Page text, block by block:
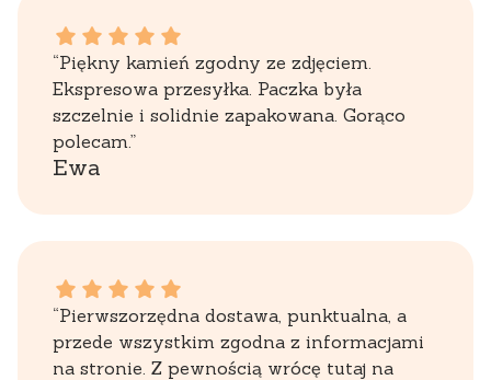
Ewa dał ocenę: 5
“Piękny kamień zgodny ze zdjęciem.
Ekspresowa przesyłka. Paczka była
szczelnie i solidnie zapakowana. Gorąco
polecam.”
Ewa
Zbigniew dał ocenę: 5
“Pierwszorzędna dostawa, punktualna, a
przede wszystkim zgodna z informacjami
na stronie. Z pewnością wrócę tutaj na